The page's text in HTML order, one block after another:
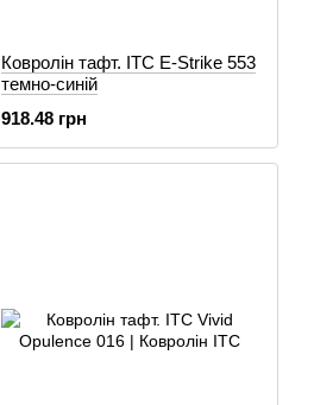
Ковролін тафт. ITC E-Strike 553
темно-синій
918.48 грн